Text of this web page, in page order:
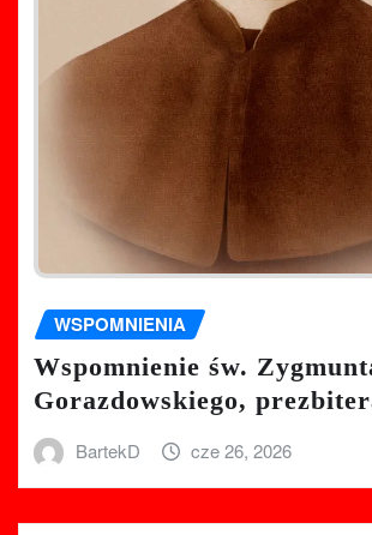
WSPOMNIENIA
Wspomnienie św.
Gorazdowskiego,
BartekD cze 26, 2026